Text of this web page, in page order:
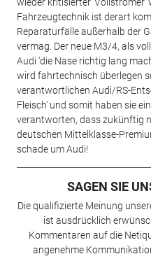
Fahrzeugtechnik ist derart
Reparaturfälle außerhalb der
vermag. Der neue M3/4, als
Audi 'die Nase richtig lang
wird fahrtechnisch überlegen
verantwortlichen Audi/RS-
Fleisch' und somit haben sie
verantworten, dass zukünftig
deutschen Mittelklasse-
schade um Audi!
SAGEN SIE
Die qualifizierte Meinung
ist ausdrücklich
Kommentaren auf die
angenehme